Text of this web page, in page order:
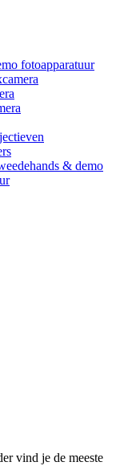
fotoapparatuur
& demo
vind je de meeste